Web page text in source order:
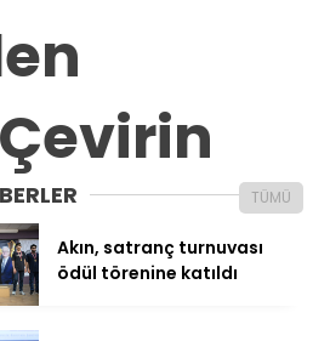
TÜMÜ
Akın, satranç turnuvası
ödül törenine katıldı